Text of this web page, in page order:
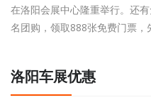
在洛阳会展中心隆重举行。还
名团购，领取888张免费门票，
洛阳车展优惠